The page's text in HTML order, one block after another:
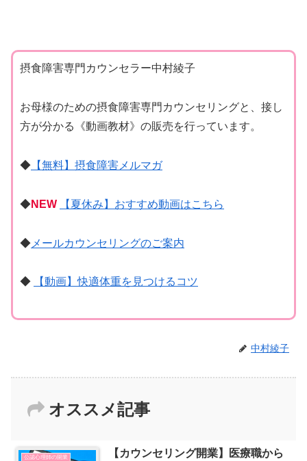
摂食障害専門カウンセラー中村綾子
お母様のための摂食障害専門カウンセリングと、接し
方が分かる《動画教材》の販売を行っています。
◆ 【無料】摂食障害メルマガ
◆NEW 【夏休み】おすすめ動画はこちら
◆ メールカウンセリングのご案内
◆ 【動画】快適体重を見つけるコツ
中村綾子
オススメ記事
公認心理師の開業
【カウンセリング開業】医療職から